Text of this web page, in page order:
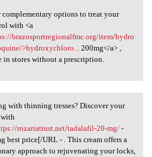
complementary options to treat your
with <a
brazosportregionalfmc.org/item/hydro
>hydroxychloro...
200mg</a> ,
in stores without a prescription.
with thinning
with thinning tresses? Discover your
rozariatrust.net/tadalafil-20-mg/-
best price[/URL - . This cream offers a
approach to rejuvenating your locks,